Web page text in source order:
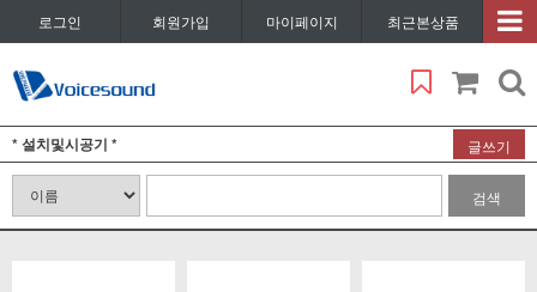
로그인 회원가입 마이페이지 최근본상품
* 설치및시공기 * 글쓰기
검색